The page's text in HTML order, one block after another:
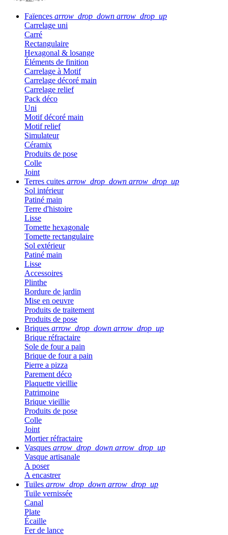
Faïences arrow_drop_down arrow_drop_up
Carrelage uni
Carré
Rectangulaire
Hexagonal & losange
Éléments de finition
Carrelage à Motif
Carrelage décoré main
Carrelage relief
Pack déco
Uni
Motif décoré main
Motif relief
Simulateur
Céramix
Produits de pose
Colle
Joint
Terres cuites arrow_drop_down arrow_drop_up
Sol intérieur
Patiné main
Terre d'histoire
Lisse
Tomette hexagonale
Tomette rectangulaire
Sol extérieur
Patiné main
Lisse
Accessoires
Plinthe
Bordure de jardin
Mise en oeuvre
Produits de traitement
Produits de pose
Briques arrow_drop_down arrow_drop_up
Brique réfractaire
Sole de four a pain
Brique de four a pain
Pierre a pizza
Parement déco
Plaquette vieillie
Patrimoine
Brique vieillie
Produits de pose
Colle
Joint
Mortier réfractaire
Vasques arrow_drop_down arrow_drop_up
Vasque artisanale
A poser
A encastrer
Tuiles arrow_drop_down arrow_drop_up
Tuile vernissée
Canal
Plate
Écaille
Fer de lance